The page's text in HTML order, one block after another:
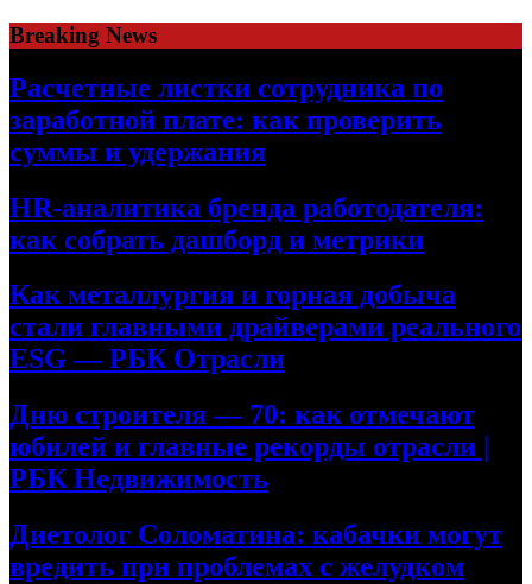
Skip
to
content
Breaking News
Расчетные листки сотрудника по
заработной плате: как проверить
суммы и удержания
HR-аналитика бренда работодателя:
как собрать дашборд и метрики
Как металлургия и горная добыча
стали главными драйверами реального
ESG — РБК Отрасли
Дню строителя — 70: как отмечают
юбилей и главные рекорды отрасли |
РБК Недвижимость
Диетолог Соломатина: кабачки могут
вредить при проблемах с желудком